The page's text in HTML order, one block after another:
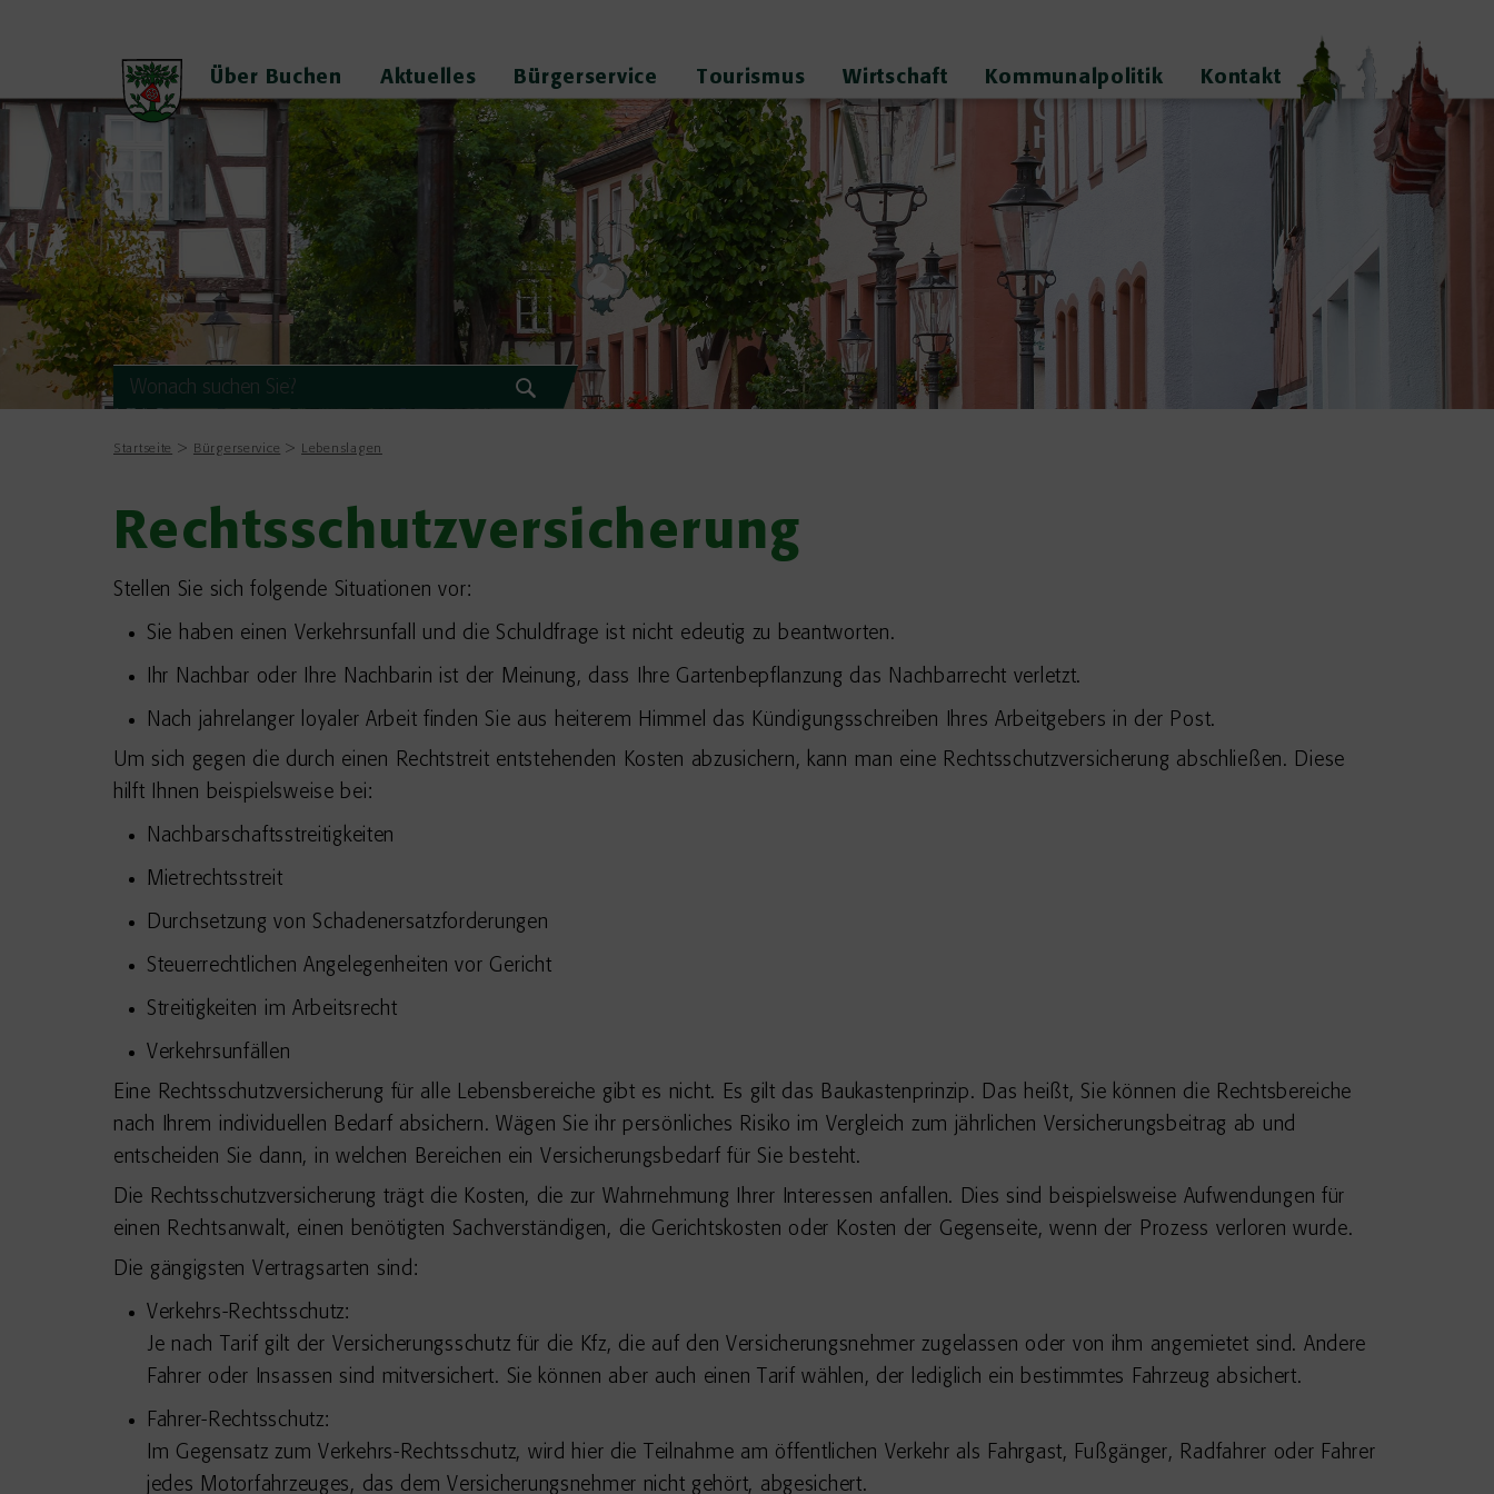
Über Buchen Aktuelles Bürgerservice Tourismus Wirtschaft Kommunalpolitik Kontakt
Startseite Bürgerservice Lebenslagen
Rechtsschutzversicherung
Stellen Sie sich folgende Situationen vor:
Sie haben einen Verkehrsunfall und die Schuldfrage ist nicht edeutig zu beantworten.
Ihr Nachbar oder Ihre Nachbarin ist der Meinung, dass Ihre Gartenbepflanzung das Nachbarrecht verletzt.
Nach jahrelanger loyaler Arbeit finden Sie aus heiterem Himmel das Kündigungsschreiben Ihres Arbeitgebers in der Post.
Um sich gegen die durch einen Rechtstreit entstehenden Kosten abzusichern, kann man eine Rechtsschutzversicherung abschließen. Diese
hilft Ihnen beispielsweise bei:
Nachbarschaftsstreitigkeiten
Mietrechtsstreit
Durchsetzung von Schadenersatzforderungen
Steuerrechtlichen Angelegenheiten vor Gericht
Streitigkeiten im Arbeitsrecht
Verkehrsunfällen
Eine Rechtsschutzversicherung für alle Lebensbereiche gibt es nicht. Es gilt das Baukastenprinzip. Das heißt, Sie können die Rechtsbereiche
nach Ihrem individuellen Bedarf absichern. Wägen Sie ihr persönliches Risiko im Vergleich zum jährlichen Versicherungsbeitrag ab und
entscheiden Sie dann, in welchen Bereichen ein Versicherungsbedarf für Sie besteht.
Die Rechtsschutzversicherung trägt die Kosten, die zur Wahrnehmung Ihrer Interessen anfallen. Dies sind beispielsweise Aufwendungen für
einen Rechtsanwalt, einen benötigten Sachverständigen, die Gerichtskosten oder Kosten der Gegenseite, wenn der Prozess verloren wurde.
Die gängigsten Vertragsarten sind:
Verkehrs-Rechtsschutz:
Je nach Tarif gilt der Versicherungsschutz für die Kfz, die auf den Versicherungsnehmer zugelassen oder von ihm angemietet sind. Andere
Fahrer oder Insassen sind mitversichert. Sie können aber auch einen Tarif wählen, der lediglich ein bestimmtes Fahrzeug absichert.
Fahrer-Rechtsschutz:
Im Gegensatz zum Verkehrs-Rechtsschutz, wird hier die Teilnahme am öffentlichen Verkehr als Fahrgast, Fußgänger, Radfahrer oder Fahrer
jedes Motorfahrzeuges, das dem Versicherungsnehmer nicht gehört, abgesichert.